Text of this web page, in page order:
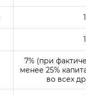
7% (при
менее 25%
во всех